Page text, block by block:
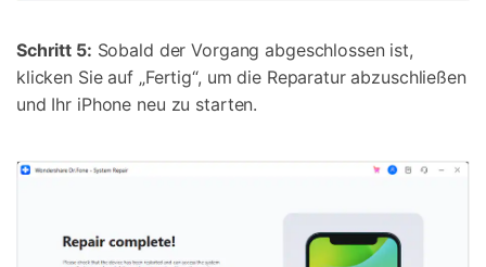
Schritt 5: Sobald der Vorgang abgeschlossen ist,
klicken Sie auf „Fertig“, um die Reparatur abzuschließen
und Ihr iPhone neu zu starten.